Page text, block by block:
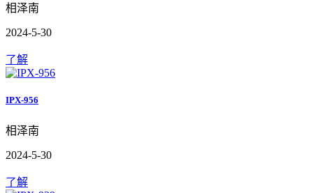
相泽南
2024-5-30
了解
IPX-956
相泽南
2024-5-30
了解